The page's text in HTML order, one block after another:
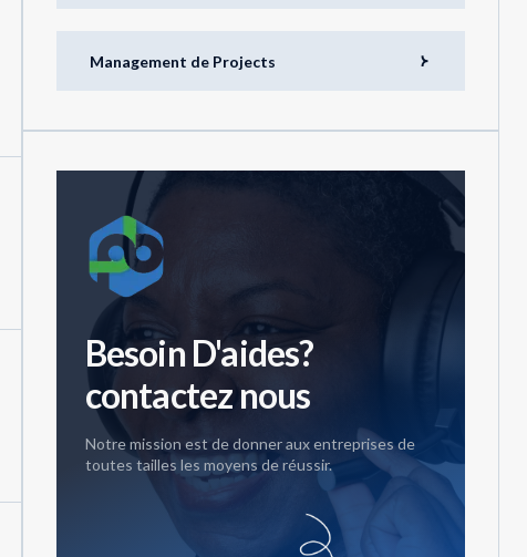
Management de Projects
Besoin D'aides?
contactez nous
Notre mission est de donner aux entreprises de
toutes tailles les moyens de réussir.